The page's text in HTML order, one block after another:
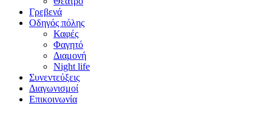
Γρεβενά
Οδηγός πόλης
Καφές
Φαγητό
Διαμονή
Night life
Συνεντεύξεις
Διαγωνισμοί
Επικοινωνία